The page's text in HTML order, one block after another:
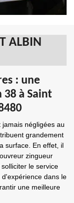
ALBIN
: une
à Saint
négligées au
grandement
surface. En effet, il
zingueur
le service
dans le
une meilleure